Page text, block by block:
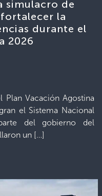
simulacro de
la
durante el
2026
Vacación Agostina
el Sistema Nacional
del gobierno del
un […]